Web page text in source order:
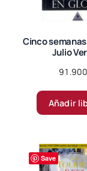
Cinco
Julio
91.900
Añadir
Save